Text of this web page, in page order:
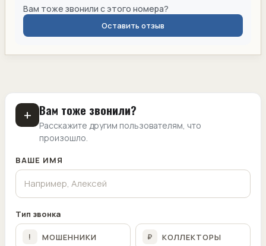
Вам тоже звонили с этого номера?
Оставить отзыв
+ Вам тоже звонили?
Расскажите другим пользователям, что
произошло.
ВАШЕ ИМЯ
Тип звонка
! МОШЕННИКИ ₽ КОЛЛЕКТОРЫ